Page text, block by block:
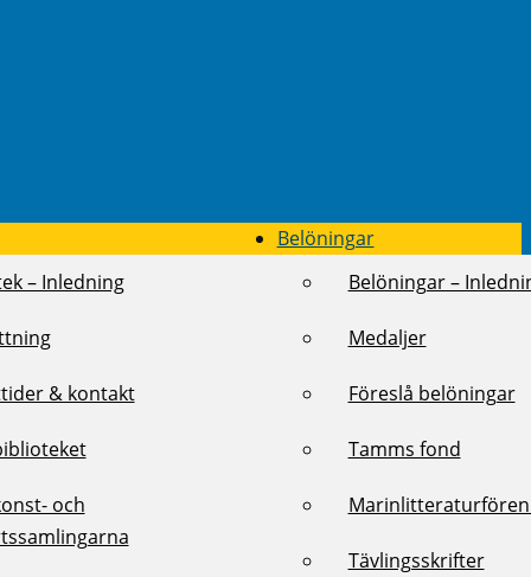
– Inledning
& kontakt
och
Belöningar
Belöningar –
Medaljer
Föreslå belöningar
Tamms fond
Tävlingsskrifter